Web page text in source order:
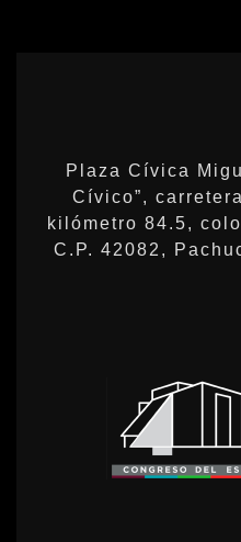
Plaza Cívica
Cívico”,
kilómetro 84.5,
C.P. 42082,